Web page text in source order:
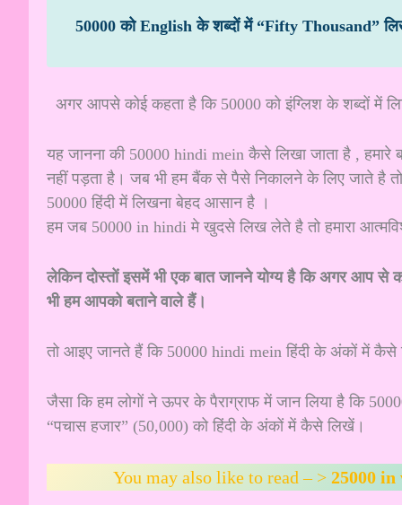
50000 को English के शब्दों में “Fifty Thousand”
अगर आपसे कोई कहता है कि 50000 को इंग्लिश के शब्दों में
यह जानना की 50000 hindi mein कैसे लिखा जाता है ,
नहीं पड़ता है। जब भी हम बैंक से पैसे निकालने के लिए जाते है
50000 हिंदी में लिखना बेहद आसान है ।
हम जब 50000 in hindi मे खुदसे लिख लेते है तो हमारा
लेकिन दोस्तों इसमें भी एक बात जानने योग्य है कि अगर आप
भी हम आपको बताने वाले हैं।
तो आइए जानते हैं कि 50000 hindi mein हिंदी के अंकों में कैसे
जैसा कि हम लोगों ने ऊपर के पैराग्राफ में जान लिया है कि
“पचास हजार” (50,000) को हिंदी के अंकों में कैसे लिखें।
You may also like to read – > 25000 in